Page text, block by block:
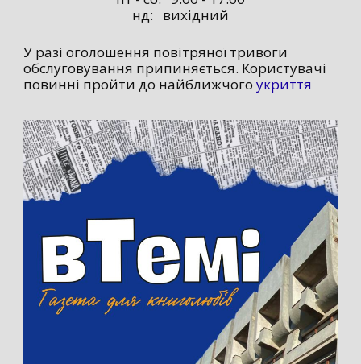
нд: вихідний
У разі оголошення повітряної тривоги
обслуговування припиняється. Користувачі
повинні пройти до найближчого укриття